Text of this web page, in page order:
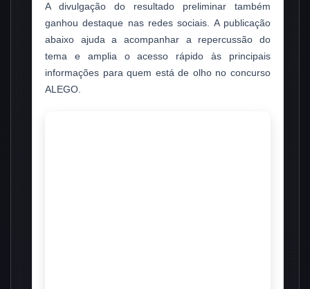
A divulgação do resultado preliminar também
ganhou destaque nas redes sociais. A publicação
abaixo ajuda a acompanhar a repercussão do
tema e amplia o acesso rápido às principais
informações para quem está de olho no concurso
ALEGO.